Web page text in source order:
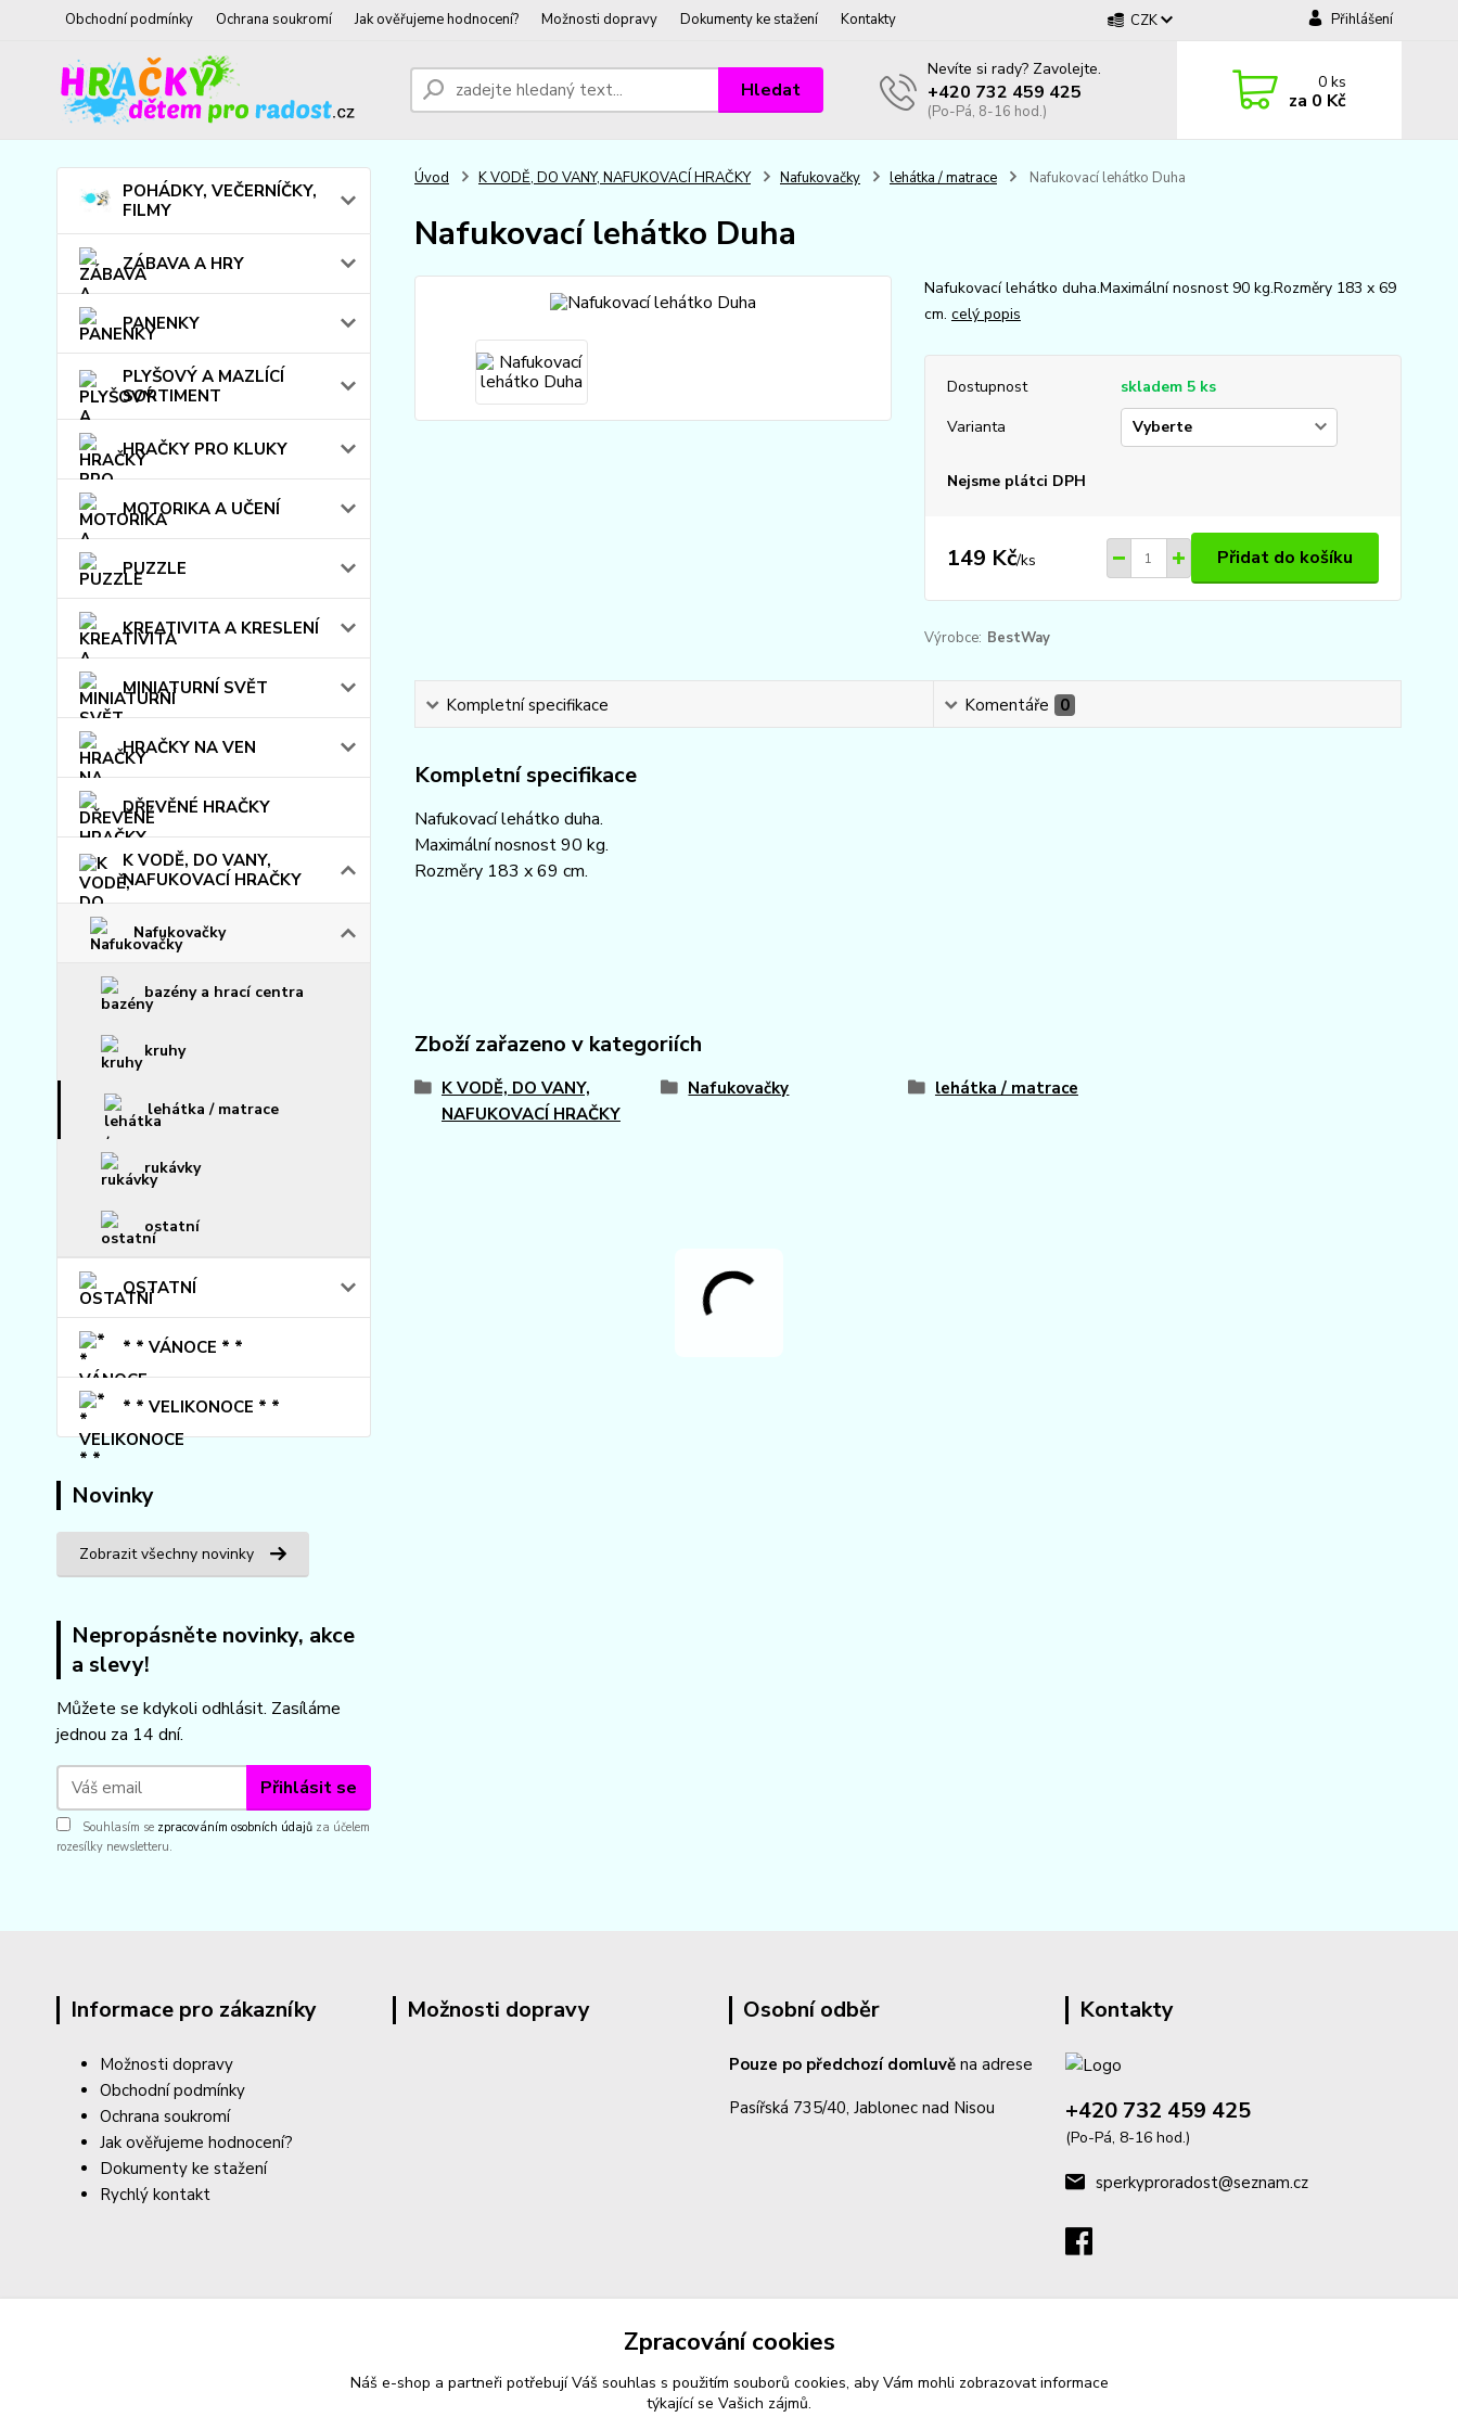
Obchodní podmínky Ochrana soukromí Jak ověřujeme hodnocení? Možnosti dopravy Dokumenty ke stažení Kontakty CZK Přihlášení
Hledat
Nevíte si rady? Zavolejte.
+420 732 459 425
(Po-Pá, 8-16 hod.)
0ks
za 0 Kč
POHÁDKY, VEČERNÍČKY,
FILMY
ZÁBAVA A HRY
PANENKY
PLYŠOVÝ A MAZLÍCÍ
SORTIMENT
HRAČKY PRO KLUKY
MOTORIKA A UČENÍ
PUZZLE
KREATIVITA A KRESLENÍ
MINIATURNÍ SVĚT
HRAČKY NA VEN
DŘEVĚNÉ HRAČKY
K VODĚ, DO VANY,
NAFUKOVACÍ HRAČKY
Nafukovačky
bazény a hrací centra
kruhy
lehátka / matrace
rukávky
ostatní
OSTATNÍ
* * VÁNOCE * *
* * VELIKONOCE * *
Novinky
Zobrazit všechny novinky
Nepropásněte novinky, akce
a slevy!
Můžete se kdykoli odhlásit. Zasíláme
jednou za 14 dní.
Přihlásit se
Souhlasím se zpracováním osobních údajů za účelem
rozesílky newsletteru.
Úvod K VODĚ, DO VANY, NAFUKOVACÍ HRAČKY Nafukovačky lehátka / matrace Nafukovací lehátko Duha
Nafukovací lehátko Duha
Nafukovací lehátko duha.Maximální nosnost 90 kg.Rozměry 183 x 69
cm. celý popis
Dostupnost
skladem 5 ks
Varianta
Nejsme plátci DPH
149 Kč/ks Přidat do košíku
Výrobce: BestWay
Kompletní specifikace Komentáře 0
Kompletní specifikace
Nafukovací lehátko duha.
Maximální nosnost 90 kg.
Rozměry 183 x 69 cm.
Zboží zařazeno v kategoriích
K VODĚ, DO VANY,
NAFUKOVACÍ HRAČKY
Nafukovačky lehátka / matrace
Informace pro zákazníky
Možnosti dopravy
Obchodní podmínky
Ochrana soukromí
Jak ověřujeme hodnocení?
Dokumenty ke stažení
Rychlý kontakt
Možnosti dopravy Osobní odběr
Pouze po předchozí domluvě na adrese
Pasířská 735/40, Jablonec nad Nisou
Kontakty
+420 732 459 425
(Po-Pá, 8-16 hod.)
sperkyproradost@seznam.cz
Zpracování cookies
Náš e-shop a partneři potřebují Váš souhlas s použitím souborů cookies, aby Vám mohli zobrazovat informace
týkající se Vašich zájmů.